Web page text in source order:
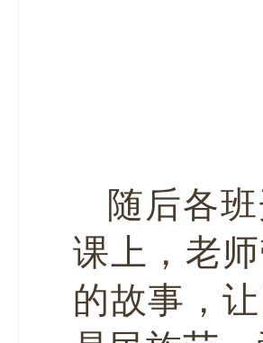
随后各
课上，老
的故事，